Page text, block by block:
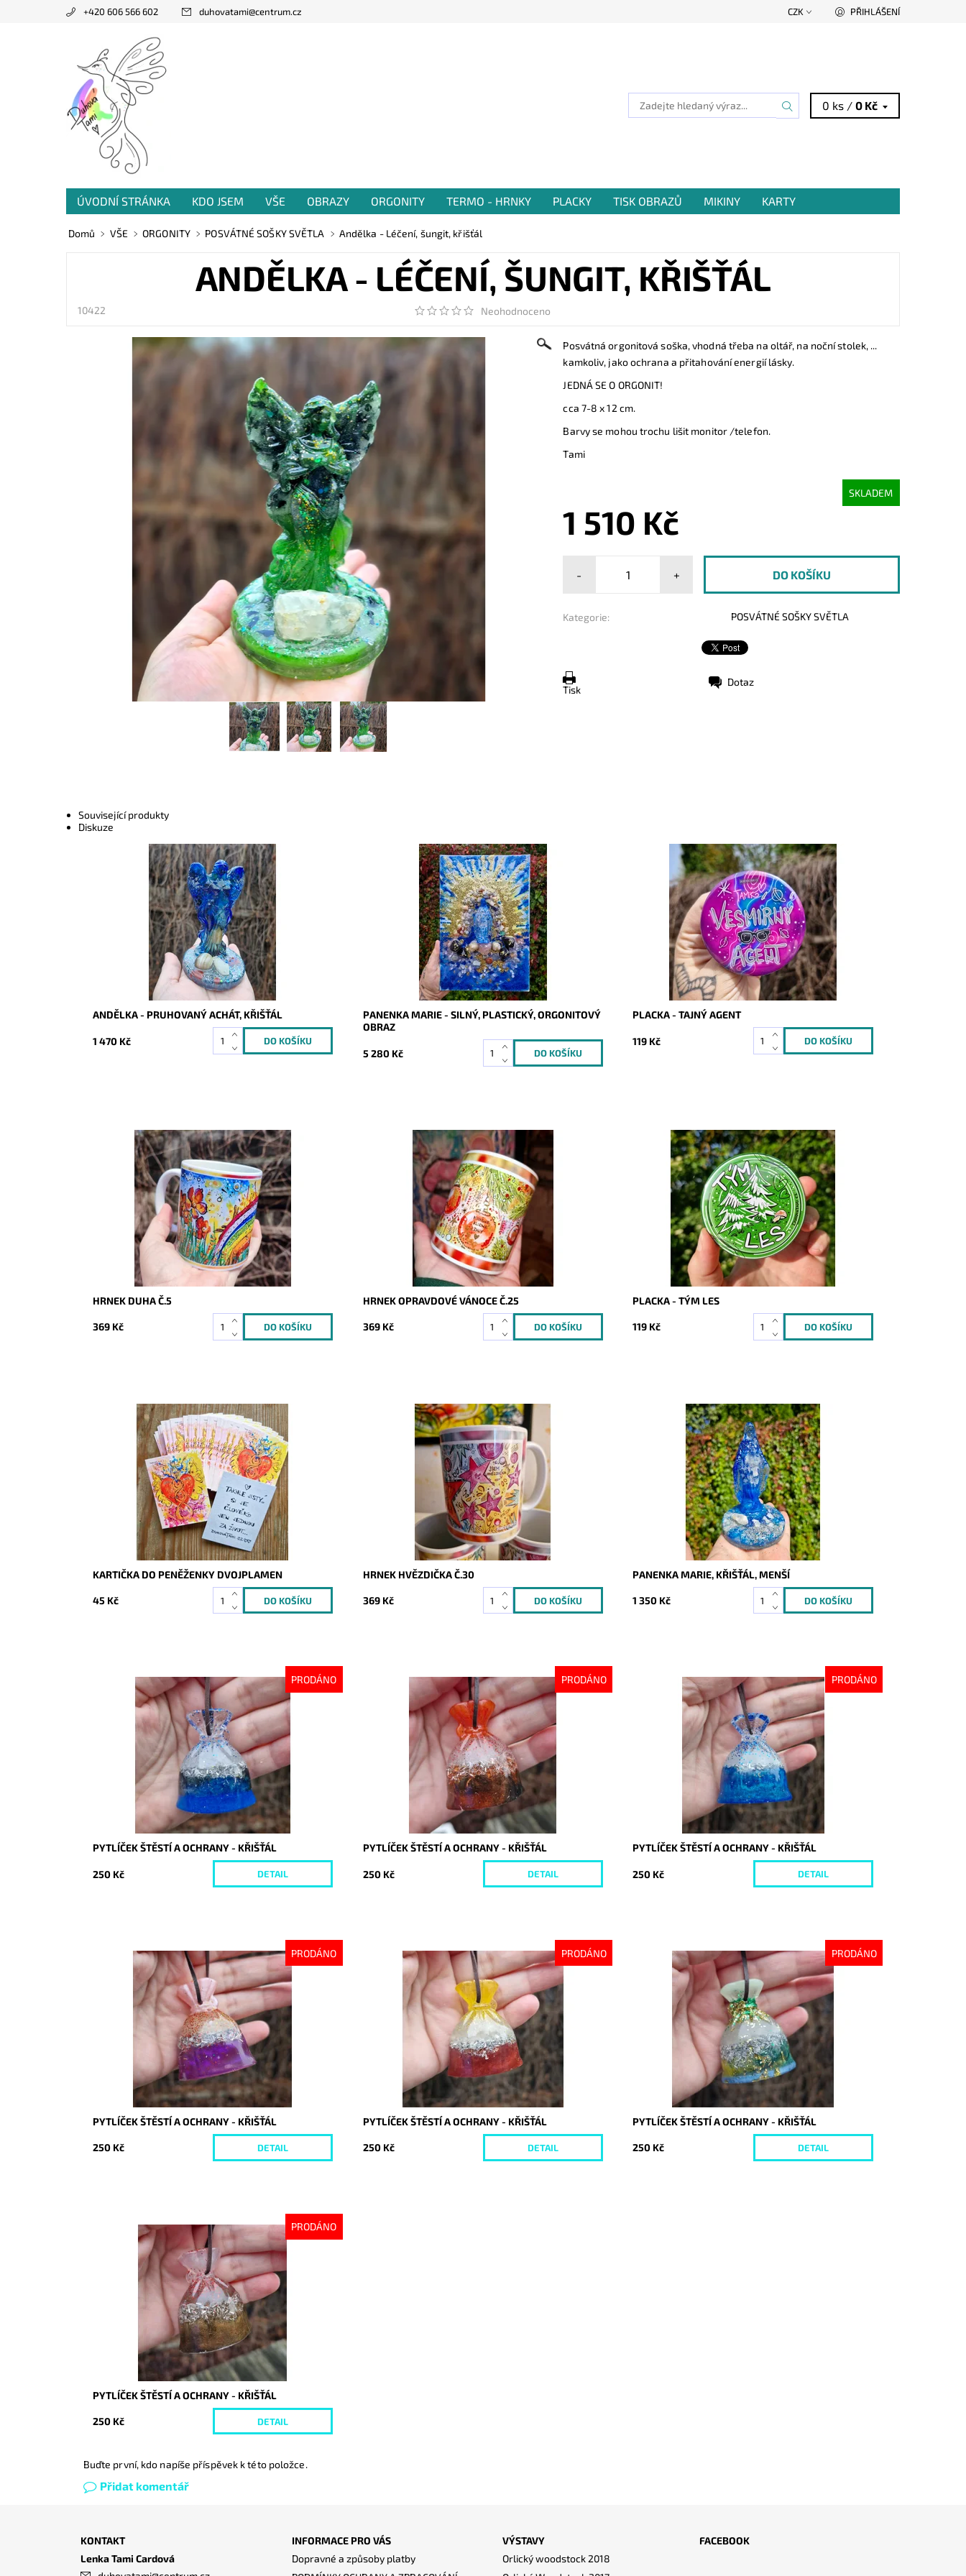
+420 606 566 602 duhovatami@centrum.cz CZK PŘIHLÁŠENÍ
0 ks /0 Kč
ÚVODNÍ STRÁNKA KDO JSEM VŠE OBRAZY ORGONITY TERMO - HRNKY PLACKY TISK OBRAZŮ MIKINY
KARTY
PRODANÁ TVORBA
VZKAZY OD VÁS
Domů VŠE ORGONITY POSVÁTNÉ SOŠKY SVĚTLA Andělka - Léčení, šungit, křišťál
ANDĚLKA - LÉČENÍ, ŠUNGIT, KŘIŠŤÁL
10422 Neohodnoceno
Posvátná orgonitová soška, vhodná třeba na oltář, na noční stolek, ...
kamkoliv, jako ochrana a přitahování energií lásky.
JEDNÁ SE O ORGONIT!
cca 7-8 x 12 cm.
Barvy se mohou trochu lišit monitor /telefon.
Tami
SKLADEM
1 510 Kč
- +
Kategorie: POSVÁTNÉ SOŠKY SVĚTLA
Tisk
Dotaz
Související produkty
Diskuze
Skladem
10416
ANDĚLKA - PRUHOVANÝ ACHÁT, KŘIŠŤÁL
1 470 Kč
Skladem
10371
PANENKA MARIE - SILNÝ, PLASTICKÝ, ORGONITOVÝ
OBRAZ
5 280 Kč
Dostupnost:
Skladem
10199
PLACKA - TAJNÝ AGENT
119 Kč
Dostupnost:
Skladem
8390
HRNEK DUHA Č.5
369 Kč
Dostupnost:
Skladem
10042
HRNEK OPRAVDOVÉ VÁNOCE Č.25
369 Kč
Dostupnost:
Skladem
10251
PLACKA - TÝM LES
119 Kč
Dostupnost:
Skladem
9924
KARTIČKA DO PENĚŽENKY DVOJPLAMEN
45 Kč
Dostupnost:
Skladem
10393
HRNEK HVĚZDIČKA Č.30
369 Kč
Dostupnost:
Skladem
10420
PANENKA MARIE, KŘIŠŤÁL, MENŠÍ
1 350 Kč
PRODÁNO
Dostupnost:
Vyprodáno
10484
PYTLÍČEK ŠTĚSTÍ A OCHRANY - KŘIŠŤÁL
250 Kč DETAIL
PRODÁNO
Dostupnost:
Vyprodáno
10485
PYTLÍČEK ŠTĚSTÍ A OCHRANY - KŘIŠŤÁL
250 Kč DETAIL
PRODÁNO
Dostupnost:
Vyprodáno
10486
PYTLÍČEK ŠTĚSTÍ A OCHRANY - KŘIŠŤÁL
250 Kč DETAIL
PRODÁNO
Vyprodáno
10487
PYTLÍČEK ŠTĚSTÍ A OCHRANY - KŘIŠŤÁL
250 Kč DETAIL
PRODÁNO
Dostupnost:
Vyprodáno
10488
PYTLÍČEK ŠTĚSTÍ A OCHRANY - KŘIŠŤÁL
250 Kč DETAIL
PRODÁNO
Dostupnost:
Vyprodáno
10489
PYTLÍČEK ŠTĚSTÍ A OCHRANY - KŘIŠŤÁL
250 Kč DETAIL
PRODÁNO
Dostupnost:
Vyprodáno
10490
PYTLÍČEK ŠTĚSTÍ A OCHRANY - KŘIŠŤÁL
250 Kč DETAIL
Buďte první, kdo napíše příspěvek k této položce.
Přidat komentář
KONTAKT
Lenka Tami Cardová
INFORMACE PRO VÁS
Dopravné a způsoby platby
VÝSTAVY
Orlický woodstock 2018
FACEBOOK